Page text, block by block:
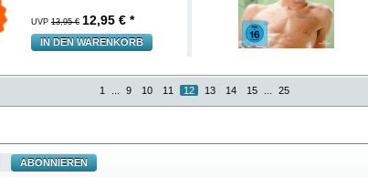
UVP 13,95 € 12,95 € *
IN DEN WARENKORB
1 9 10 11 12 13 14 15 25
ABONNIEREN